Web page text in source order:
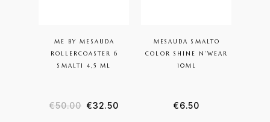
ME BY MESAUDA
ROLLERCOASTER 6
SMALTI 4,5 ML
€50.00 Il prezzo originale era: €50.00.
€32.50Il prezzo attuale è: €32.50.
MESAUDA SMALTO
COLOR SHINE N’WEAR
10ML
€6.50